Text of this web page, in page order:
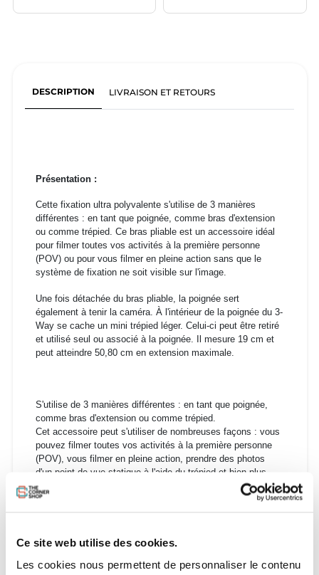
Ce site web utilise des cookies.
Les cookies nous permettent de personnaliser le contenu
DESCRIPTION LIVRAISON ET RETOURS
Présentation :
Cette fixation ultra polyvalente s'utilise de 3 manières
différentes : en tant que poignée, comme bras d'extension
ou comme trépied. Ce bras pliable est un accessoire idéal
pour filmer toutes vos activités à la première personne
(POV) ou pour vous filmer en pleine action sans que le
système de fixation ne soit visible sur l'image.
Une fois détachée du bras pliable, la poignée sert
également à tenir la caméra. À l'intérieur de la poignée du 3-
Way se cache un mini trépied léger. Celui-ci peut être retiré
et utilisé seul ou associé à la poignée. Il mesure 19 cm et
peut atteindre 50,80 cm en extension maximale.
S'utilise de 3 manières différentes : en tant que poignée,
comme bras d'extension ou comme trépied.
Cet accessoire peut s'utiliser de nombreuses façons : vous
pouvez filmer toutes vos activités à la première personne
(POV), vous filmer en pleine action, prendre des photos
d'un point de vue statique à l'aide du trépied et bien plus.
Le bras est flexible, ce qui vous permet de filmer vous-
même vos exploits sans que le système de fixation ne soit
pour tube pour enregistrer des vidéos POV et vous filmer en
La poignée peut être détachée du bras et utilisée pour tenir